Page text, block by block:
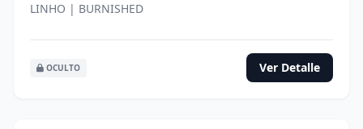
LINHO | BURNISHED
OCULTO Ver Detalle